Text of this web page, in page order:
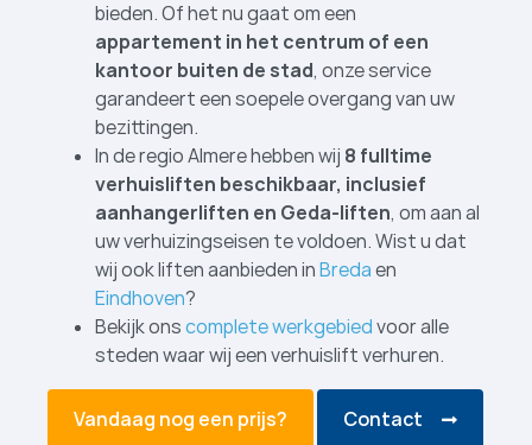
bieden. Of het nu gaat om een
appartement in het centrum of een
kantoor buiten de stad, onze service
garandeert een soepele overgang van uw
bezittingen.
In de regio Almere hebben wij 8 fulltime
verhuislift­en beschikbaar, inclusief
aanhangerliften en Geda-liften, om aan al
uw verhuizingseisen te voldoen. Wist u dat
wij ook liften aanbieden inBredaen
Eindhoven?
Bekijk onscomplete werkgebiedvoor alle
steden waar wij een verhuislift verhuren.
Vandaag nog een prijs? Contact